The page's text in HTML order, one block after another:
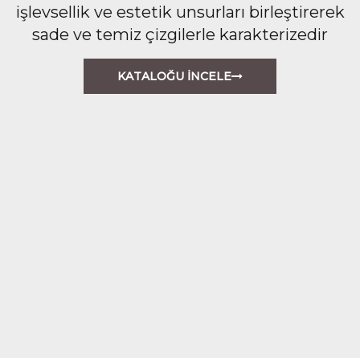
işlevsellik ve estetik unsurları birleştirerek
sade ve temiz çizgilerle karakterizedir
KATALOĞU İNCELE